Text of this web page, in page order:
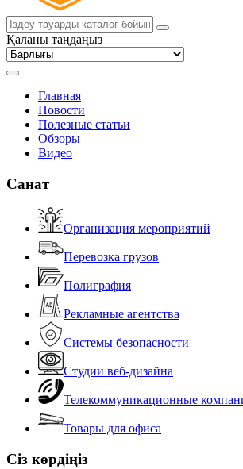
Қаланы таңдаңыз
Главная
Новости
Полезные статьи
Обзоры
Видео
Санат
Организация мероприятий
Перевозка грузов
Полиграфия
Рекламные агентства
Системы безопасности
Студии веб-дизайна
Телекоммуникационные
Товары для офиса
Сіз көрдіңіз